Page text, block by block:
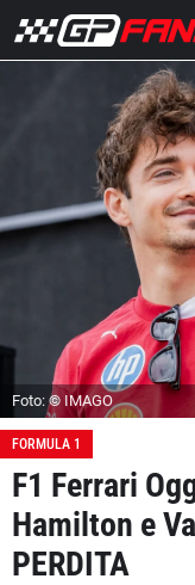
Foto: © IMAGO
FORMULA 1
F1 Ferrari
Hamilton e
PERDITA